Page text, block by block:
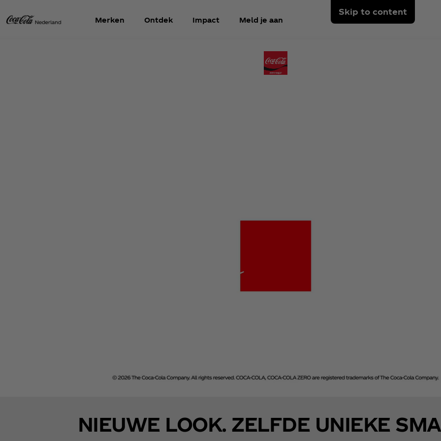
Skip to content
Merken Ontdek Impact Meld je aan
NIEUWE LOOK. ZELFDE UNIEKE